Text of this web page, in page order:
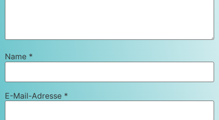
Name *
E-Mail-Adresse *